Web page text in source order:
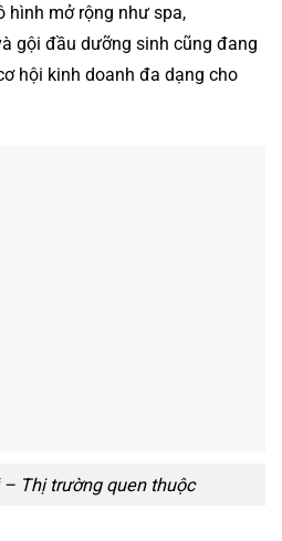
hình mở rộng như spa,
gội đầu dưỡng sinh cũng đang
hội kinh doanh đa dạng cho
Thị trường quen thuộc